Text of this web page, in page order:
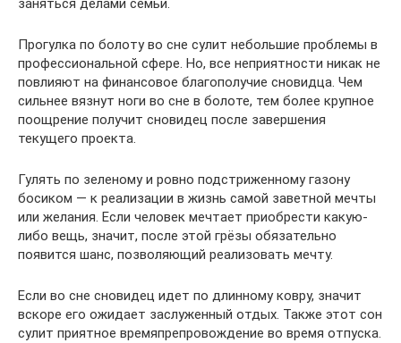
заняться делами семьи.
Прогулка по болоту во сне сулит небольшие проблемы в
профессиональной сфере. Но, все неприятности никак не
повлияют на финансовое благополучие сновидца. Чем
сильнее вязнут ноги во сне в болоте, тем более крупное
поощрение получит сновидец после завершения
текущего проекта.
Гулять по зеленому и ровно подстриженному газону
босиком — к реализации в жизнь самой заветной мечты
или желания. Если человек мечтает приобрести какую-
либо вещь, значит, после этой грёзы обязательно
появится шанс, позволяющий реализовать мечту.
Если во сне сновидец идет по длинному ковру, значит
вскоре его ожидает заслуженный отдых. Также этот сон
сулит приятное времяпрепровождение во время отпуска.